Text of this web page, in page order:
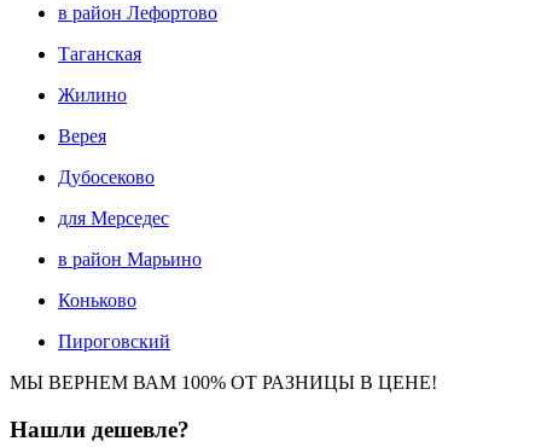
в район Лефортово
Таганская
Жилино
Верея
Дубосеково
для Мерседес
в район Марьино
Коньково
Пироговский
МЫ ВЕРНЕМ ВАМ 100% ОТ РАЗНИЦЫ В ЦЕНЕ!
Нашли дешевле?